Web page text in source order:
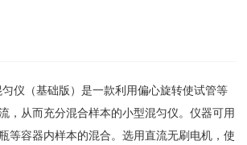
仪（基础版）是一款利用偏心旋转使试管等
，从而充分混合样本的小型混匀仪。仪器可用
等容器内样本的混合。选用直流无刷电机，使